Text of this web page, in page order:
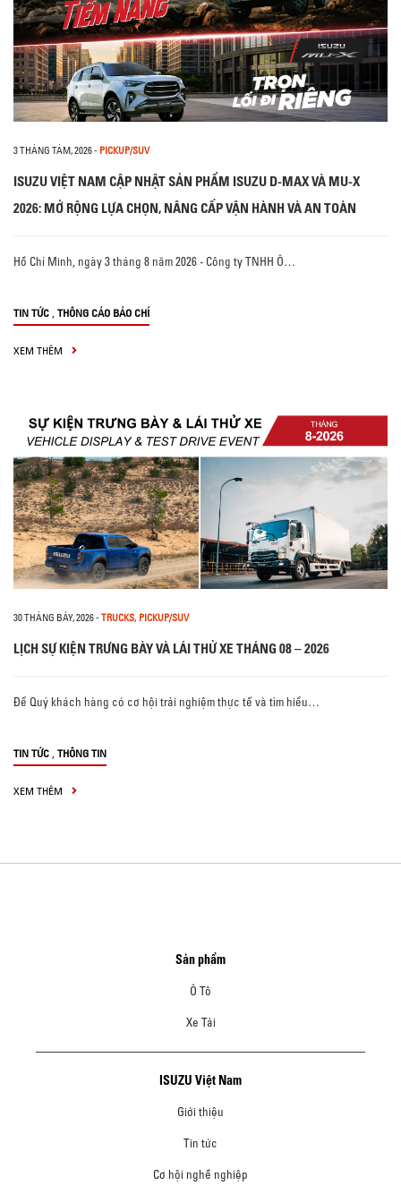
3 THÁNG TÁM, 2026- PICKUP/SUV
ISUZU VIỆT NAM CẬP NHẬT SẢN PHẨM ISUZU D-MAX VÀ MU-X
2026: MỞ RỘNG LỰA CHỌN, NÂNG CẤP VẬN HÀNH VÀ AN TOÀN
Hồ Chí Minh, ngày 3 tháng 8 năm 2026 - Công ty TNHH Ô…
TIN TỨC , THÔNG CÁO BÁO CHÍ
XEM THÊM
30 THÁNG BẢY, 2026- TRUCKS, PICKUP/SUV
LỊCH SỰ KIỆN TRƯNG BÀY VÀ LÁI THỬ XE THÁNG 08 – 2026
Để Quý khách hàng có cơ hội trải nghiệm thực tế và tìm hiểu…
TIN TỨC , THÔNG TIN
XEM THÊM
Sản phẩm
Ô Tô
Xe Tải
ISUZU Việt Nam
Giới thiệu
Tin tức
Cơ hội nghề nghiệp